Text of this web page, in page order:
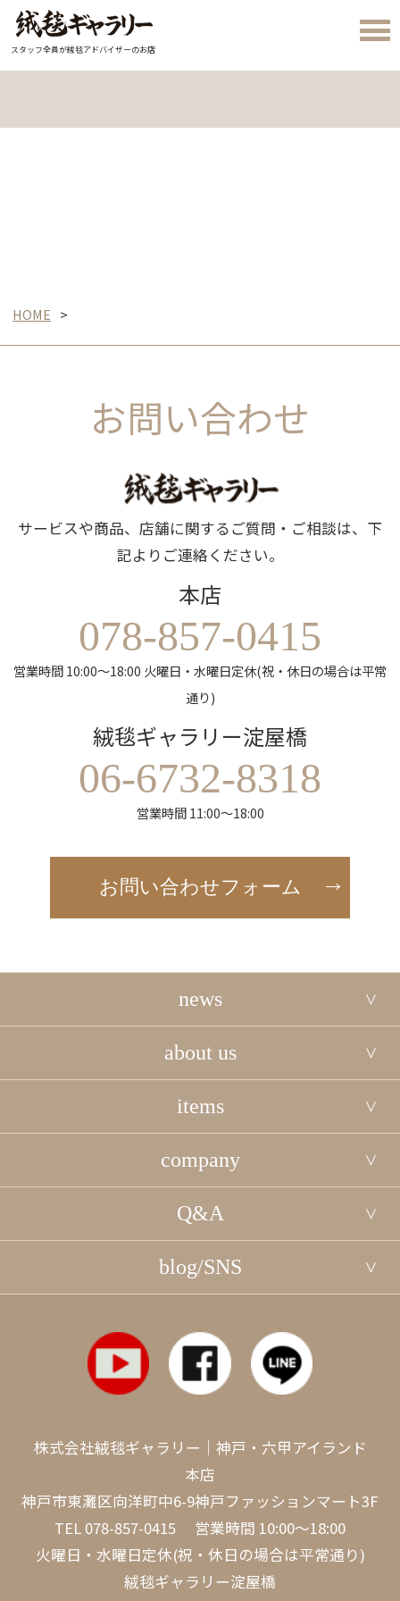
スタッフ全員が絨毯アドバイザーのお店
HOME
お問い合わせ
サービスや商品、店舗に関するご質問・ご相談は、下
記よりご連絡ください。
本店
078-857-0415
営業時間 10:00～18:00 火曜日・水曜日定休(祝・休日の場合は平常
通り)
絨毯ギャラリー淀屋橋
06-6732-8318
営業時間 11:00～18:00
お問い合わせフォーム
news
about us
items
company
Q&A
blog/SNS
株式会社絨毯ギャラリー｜神戸・六甲アイランド
本店
神戸市東灘区向洋町中6-9神戸ファッションマート3F
TEL 078-857-0415 営業時間 10:00～18:00
火曜日・水曜日定休(祝・休日の場合は平常通り)
絨毯ギャラリー淀屋橋